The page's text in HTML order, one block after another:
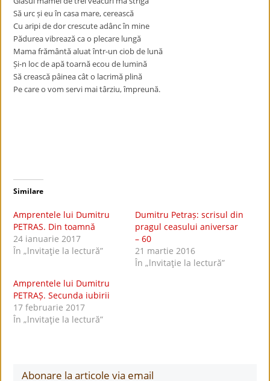
Să urc și eu în casa mare, cerească
Cu aripi de dor crescute adânc în mine
Pădurea vibrează ca o plecare lungă
Mama frământă aluat într-un ciob de lună
Și-n loc de apă toarnă ecou de lumină
Să crească pâinea cât o lacrimă plină
Pe care o vom servi mai târziu, împreună.
Similare
Amprentele lui Dumitru
PETRAS. Din toamnă
24 ianuarie 2017
În „lnvitaţie la lectură”
Dumitru Petraș: scrisul din
pragul ceasului aniversar
– 60
21 martie 2016
În „lnvitaţie la lectură”
Amprentele lui Dumitru
PETRAȘ. Secunda iubirii
17 februarie 2017
În „lnvitaţie la lectură”
Abonare la articole via email